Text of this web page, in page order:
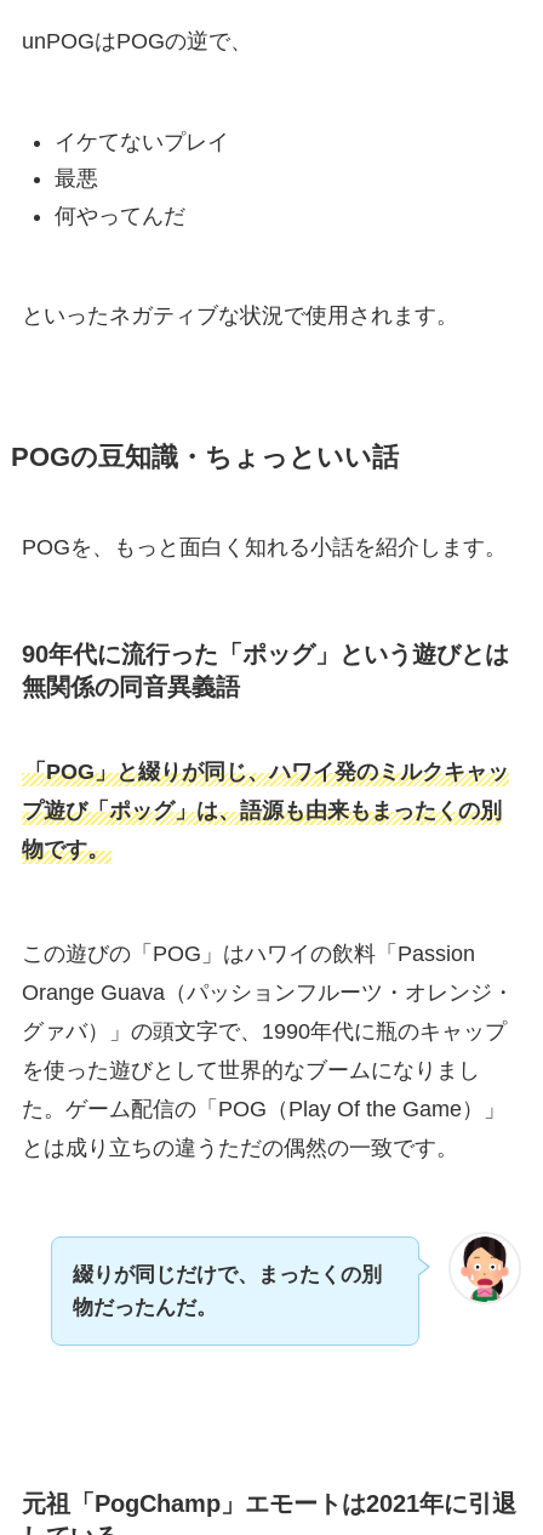
unPOGはPOGの逆で、
イケてないプレイ
最悪
何やってんだ
といったネガティブな状況で使用されます。
POGの豆知識・ちょっといい話
POGを、もっと面白く知れる小話を紹介します。
90年代に流行った「ポッグ」という遊びとは
無関係の同音異義語
「POG」と綴りが同じ、ハワイ発のミルクキャッ
プ遊び「ポッグ」は、語源も由来もまったくの別
物です。
この遊びの「POG」はハワイの飲料「Passion
Orange Guava（パッションフルーツ・オレンジ・
グァバ）」の頭文字で、1990年代に瓶のキャップ
を使った遊びとして世界的なブームになりまし
た。ゲーム配信の「POG（Play Of the Game）」
とは成り立ちの違うただの偶然の一致です。
綴りが同じだけで、まったくの別
物だったんだ。
元祖「PogChamp」エモートは2021年に引退